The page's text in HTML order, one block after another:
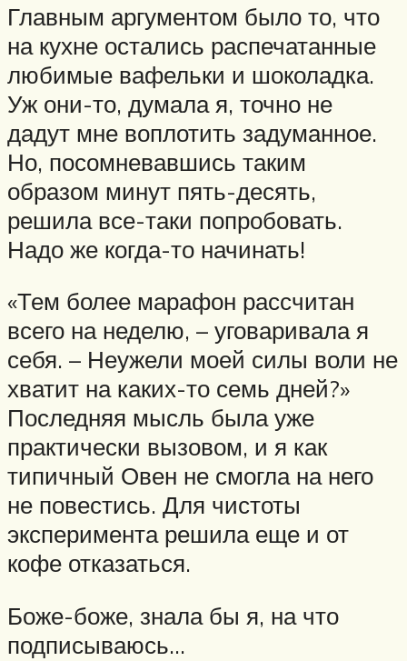
Главным аргументом было то, что
на кухне остались распечатанные
любимые вафельки и шоколадка.
Уж они-то, думала я, точно не
дадут мне воплотить задуманное.
Но, посомневавшись таким
образом минут пять-десять,
решила все-таки попробовать.
Надо же когда-то начинать!
«Тем более марафон рассчитан
всего на неделю, – уговаривала я
себя. – Неужели моей силы воли не
хватит на каких-то семь дней?»
Последняя мысль была уже
практически вызовом, и я как
типичный Овен не смогла на него
не повестись. Для чистоты
эксперимента решила еще и от
кофе отказаться.
Боже-боже, знала бы я, на что
подписываюсь…